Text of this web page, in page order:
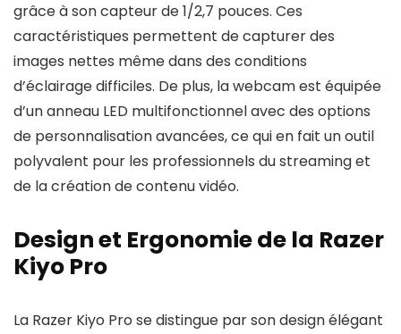
grâce à son capteur de 1/2,7 pouces. Ces
caractéristiques permettent de capturer des
images nettes même dans des conditions
d’éclairage difficiles. De plus, la webcam est équipée
d’un anneau LED multifonctionnel avec des options
de personnalisation avancées, ce qui en fait un outil
polyvalent pour les professionnels du streaming et
de la création de contenu vidéo.
Design et Ergonomie de la Razer
Kiyo Pro
La Razer Kiyo Pro se distingue par son design élégant